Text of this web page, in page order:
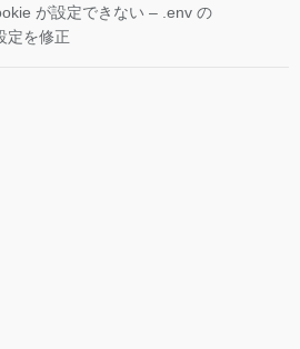
が設定できない – .env の
定を修正